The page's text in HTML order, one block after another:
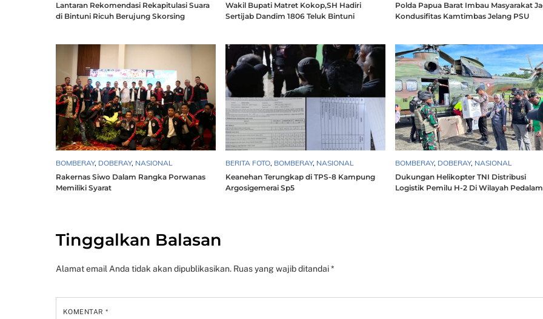
Lantaran Rekomendasi Rekapitulasi Suara
di Bintuni Ricuh Berujung Skorsing
Wakil Bupati Matret Kokop,SH Hadiri
Sertijab Dandim 1806 Teluk Bintuni
Polda Papua Barat Imbau Masyarakat
Kondusifitas Kamtimbas Jelang PSU
BOMBERAY, DOBERAY, NASIONAL
Rakernas Siwo Dalam Rangka Porwanas
Memiliki Syarat
BERITA FOTO, BOMBERAY, NASIONAL
Keanehan Terungkap di TPS-8 Kampung
Argosigemerai Sp5
BOMBERAY, DOBERAY, NASIONAL
Dukungan Helikopter TNI Distribusi
Logistik Pemilu H-2 Di Wilayah
Tinggalkan Balasan
Alamat email Anda tidak akan dipublikasikan. Ruas yang wajib ditandai*
KOMENTAR*